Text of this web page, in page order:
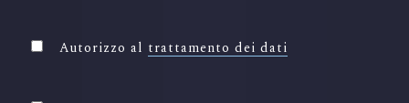
Autorizzo al trattamento dei dati